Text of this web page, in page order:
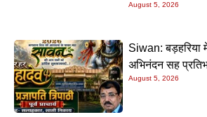
August 5, 2026
Siwan: बड़हरिया
अभिनंदन सह
August 5, 2026